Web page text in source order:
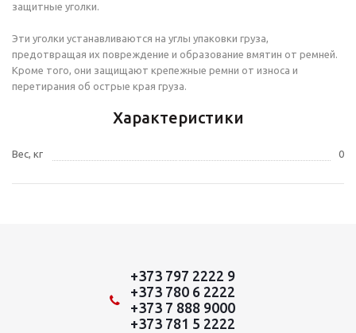
защитные уголки.
Эти уголки устанавливаются на углы упаковки груза,
предотвращая их повреждение и образование вмятин от ремней.
Кроме того, они защищают крепежные ремни от износа и
перетирания об острые края груза.
Характеристики
Вес, кг 0
+373 797 2222 9
+373 780 6 2222
+373 7 888 9000
+373 781 5 2222